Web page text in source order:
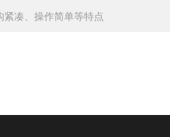
紧凑、操作简单等特点